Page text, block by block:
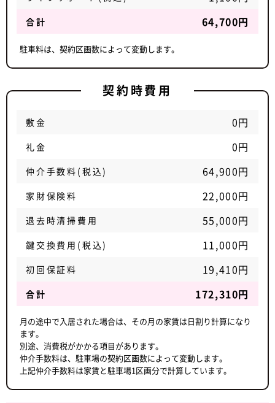
合計 64,700円
駐車料は、契約区画数によって変動します。
契約時費用
敷金 0円
礼金 0円
仲介手数料(税込) 64,900円
家財保険料 22,000円
退去時清掃費用 55,000円
鍵交換費用(税込) 11,000円
初回保証料 19,410円
合計 172,310円
月の途中で入居された場合は、その月の家賃は日割り計算になり
ます。
別途、消費税がかかる項目があります。
仲介手数料は、駐車場の契約区画数によって変動します。
上記仲介手数料は家賃と駐車場1区画分で計算しています。